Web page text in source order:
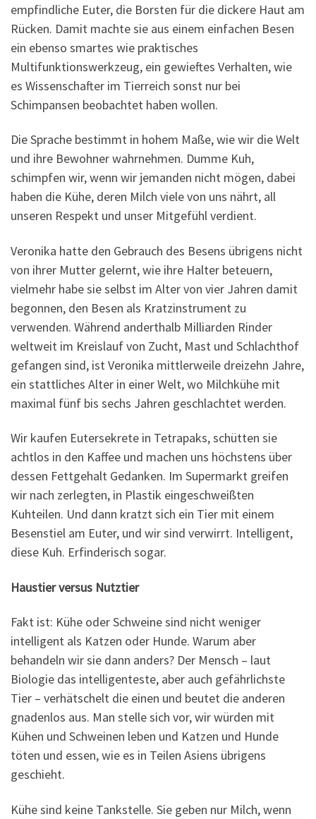
empfindliche Euter, die Borsten für die dickere Haut am
Rücken. Damit machte sie aus einem einfachen Besen
ein ebenso smartes wie praktisches
Multifunktionswerkzeug, ein gewieftes Verhalten, wie
es Wissenschafter im Tierreich sonst nur bei
Schimpansen beobachtet haben wollen.
Die Sprache bestimmt in hohem Maße, wie wir die Welt
und ihre Bewohner wahrnehmen. Dumme Kuh,
schimpfen wir, wenn wir jemanden nicht mögen, dabei
haben die Kühe, deren Milch viele von uns nährt, all
unseren Respekt und unser Mitgefühl verdient.
Veronika hatte den Gebrauch des Besens übrigens nicht
von ihrer Mutter gelernt, wie ihre Halter beteuern,
vielmehr habe sie selbst im Alter von vier Jahren damit
begonnen, den Besen als Kratzinstrument zu
verwenden. Während anderthalb Milliarden Rinder
weltweit im Kreislauf von Zucht, Mast und Schlachthof
gefangen sind, ist Veronika mittlerweile dreizehn Jahre,
ein stattliches Alter in einer Welt, wo Milchkühe mit
maximal fünf bis sechs Jahren geschlachtet werden.
Wir kaufen Eutersekrete in Tetrapaks, schütten sie
achtlos in den Kaffee und machen uns höchstens über
dessen Fettgehalt Gedanken. Im Supermarkt greifen
wir nach zerlegten, in Plastik eingeschweißten
Kuhteilen. Und dann kratzt sich ein Tier mit einem
Besenstiel am Euter, und wir sind verwirrt. Intelligent,
diese Kuh. Erfinderisch sogar.
Haustier versus Nutztier
Fakt ist: Kühe oder Schweine sind nicht weniger
intelligent als Katzen oder Hunde. Warum aber
behandeln wir sie dann anders? Der Mensch – laut
Biologie das intelligenteste, aber auch gefährlichste
Tier – verhätschelt die einen und beutet die anderen
gnadenlos aus. Man stelle sich vor, wir würden mit
Kühen und Schweinen leben und Katzen und Hunde
töten und essen, wie es in Teilen Asiens übrigens
geschieht.
Kühe sind keine Tankstelle. Sie geben nur Milch, wenn